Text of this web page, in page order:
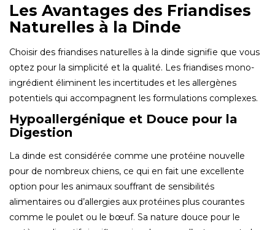
Les Avantages des Friandises
Naturelles à la Dinde
Choisir des friandises naturelles à la dinde signifie que vous
optez pour la simplicité et la qualité. Les friandises mono-
ingrédient éliminent les incertitudes et les allergènes
potentiels qui accompagnent les formulations complexes.
Hypoallergénique et Douce pour la
Digestion
La dinde est considérée comme une protéine nouvelle
pour de nombreux chiens, ce qui en fait une excellente
option pour les animaux souffrant de sensibilités
alimentaires ou d’allergies aux protéines plus courantes
comme le poulet ou le bœuf. Sa nature douce pour le